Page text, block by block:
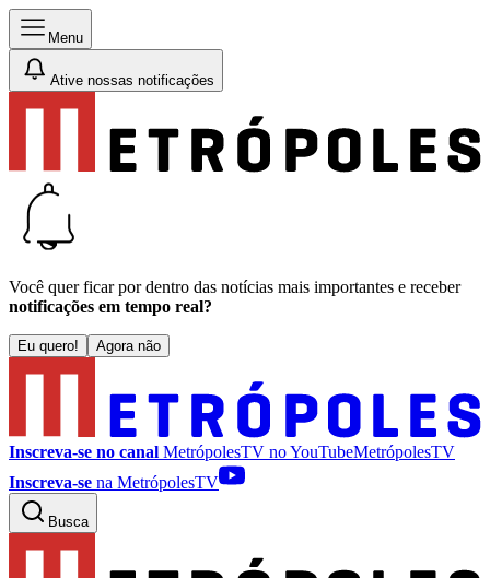
Menu
Ative nossas notificações
Você quer ficar por dentro das notícias mais importantes e receber
notificações em tempo real?
Eu quero! Agora não
Inscreva-se no canal MetrópolesTV noYouTubeMetrópolesTV
Inscreva-se na MetrópolesTV
Busca